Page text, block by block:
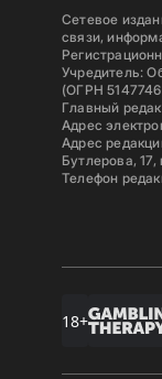
Сетевое
связи,
Учредитель:
(ОГРН
Главный
Адрес
Адрес
Бутлерова,
Телефон
18+